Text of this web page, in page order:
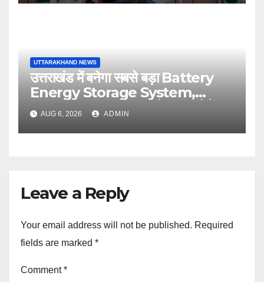
UTTARAKHAND NEWS
उत्तराखंड में बनेगा सबसे बड़ा Battery
Energy Storage System,
UJVNL लगाएगा 352 करोड़ का प्रोजेक्ट
AUG 6, 2026 ADMIN
Leave a Reply
Your email address will not be published. Required
fields are marked *
Comment*